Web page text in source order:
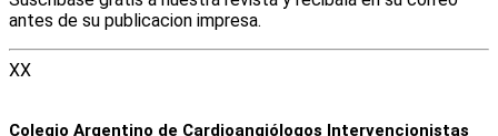
antes de su publicacion impresa.
XX
Colegio Argentino de Cardioangiólogos Intervencionistas